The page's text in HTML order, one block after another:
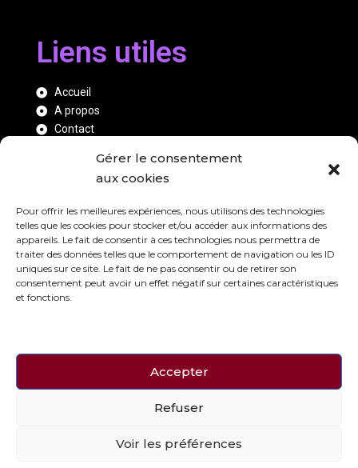
Gérer le consentement
aux cookies
Pour offrir les meilleures expériences, nous utilisons des technologies
telles que les cookies pour stocker et/ou accéder aux informations des
appareils. Le fait de consentir à ces technologies nous permettra de
traiter des données telles que le comportement de navigation ou les ID
uniques sur ce site. Le fait de ne pas consentir ou de retirer son
consentement peut avoir un effet négatif sur certaines caractéristiques
et fonctions.
Accepter
Refuser
Voir les préférences
Liens utiles
Accueil
A propos
Contact
Événements
Suivez-nous
Suivez toute l’actualité du MilleniuM Lisieux sur les
réseaux : restez connecté pour être au courant des
prochaines soirées !
digitale à Caen